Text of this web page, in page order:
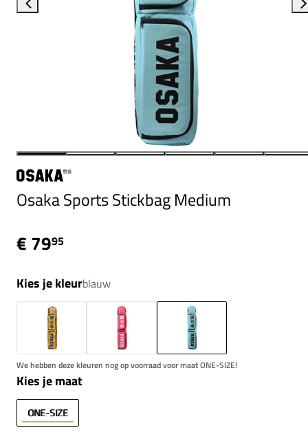
Osaka Sports Stickbag Medium
€ 7995
Kies je kleurblauw
We hebben deze kleuren nog op voorraad voor maat ONE-SIZE!
Kies je maat
ONE-SIZE